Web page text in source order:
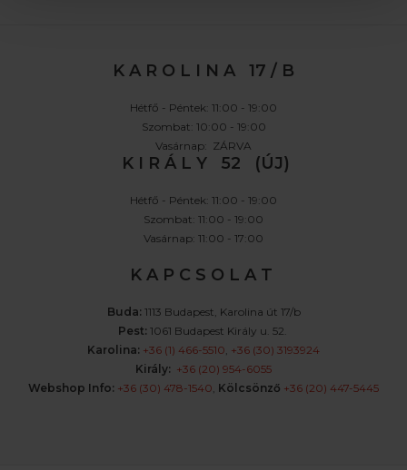
K A R O L I N A 17 / B
Hétfő - Péntek: 11:00 - 19:00
Szombat: 10:00 - 19:00
Vasárnap: ZÁRVA
K I R Á L Y 52 (ÚJ)
Hétfő - Péntek: 11:00 - 19:00
Szombat: 11:00 - 19:00
Vasárnap: 11:00 - 17:00
K A P C S O L A T
Buda: 1113 Budapest, Karolina út 17/b
Pest: 1061 Budapest Király u. 52.
Karolina: +36 (1) 466-5510 +36 (30) 3193924
Király: +36 (20) 954-6055
Webshop Info: +36 (30) 478-1540 Kölcsönző +36 (20) 447-5445